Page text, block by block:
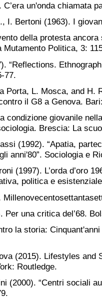
un'onda chiamata
I. Bertoni (1963). I
della protesta
Mutamento Politica, 3:
“Reflections.
77.
Porta, L. Mosca, and H.
il G8 a Genova.
condizione giovanile
Brescia: La
(1992). “Apatia,
anni'80”. Sociologia e
(1997). L’orda d’oro
politica e
Per una critica del’68.
la storia:
(2015). Lifestyles and
Routledge.
(2000). “Centri sociali